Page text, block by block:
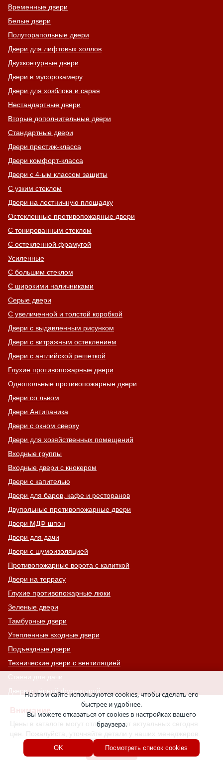
Внимание
Цены в каталоге могут отличаться от актуальных сегодня
цен. Пожалуйста, уточняйте детали у наших менеджеров.
Хорошо
Временные двери
Белые двери
Полуторапольные двери
Двери для лифтовых холлов
Двухконтурные двери
Двери в мусорокамеру
Двери для хозблока и сарая
Нестандартные двери
Вторые дополнительные двери
Стандартные двери
Двери престиж-класса
Двери комфорт-класса
Двери с 4-ым классом защиты
С узким стеклом
Двери на лестничную площадку
Остекленные противопожарные двери
С тонированным стеклом
С остекленной фрамугой
Усиленные
С большим стеклом
С широкими наличниками
Серые двери
С увеличенной и толстой коробкой
Двери с выдавленным рисунком
Двери с витражным остеклением
Двери с английской решеткой
Глухие противопожарные двери
Однопольные противопожарные двери
Двери со львом
Двери Антипаника
Двери с окном сверху
Двери для хозяйственных помещений
Входные группы
Входные двери с кнокером
Двери с капителью
Двери для баров, кафе и ресторанов
Двупольные противопожарные двери
Двери МДФ шпон
Двери для дачи
Двери с шумоизоляцией
Противопожарные ворота с калиткой
Двери на террасу
Глухие противопожарные люки
Зеленые двери
Тамбурные двери
Утепленные входные двери
Подъездные двери
Технические двери с вентиляцией
Ставни для дачи
Двери с чёрной фурнитурой
Одностворчатые технические двери
Входные двери с отбойником
Двери премиум-класса
Двери с фрамугой
Двери для электрощитовой
На этом сайте используются cookies, чтобы сделать его
быстрее и удобнее.
Вы можете отказаться от cookies в настройках вашего
браузера.
OK Посмотреть список cookies